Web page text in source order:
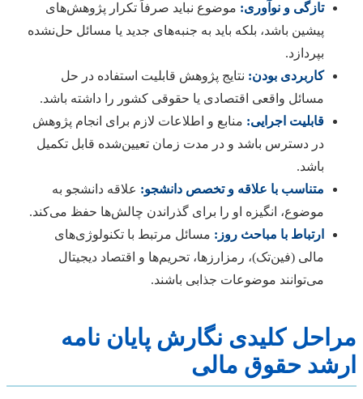
تازگی و نوآوری: موضوع نباید صرفاً تکرار پژوهش‌های
پیشین باشد، بلکه باید به جنبه‌های جدید یا مسائل حل‌نشده
بپردازد.
کاربردی بودن: نتایج پژوهش قابلیت استفاده در حل
مسائل واقعی اقتصادی یا حقوقی کشور را داشته باشد.
قابلیت اجرایی: منابع و اطلاعات لازم برای انجام پژوهش
در دسترس باشد و در مدت زمان تعیین‌شده قابل تکمیل
باشد.
متناسب با علاقه و تخصص دانشجو: علاقه دانشجو به
موضوع، انگیزه او را برای گذراندن چالش‌ها حفظ می‌کند.
ارتباط با مباحث روز: مسائل مرتبط با تکنولوژی‌های
مالی (فین‌تک)، رمزارزها، تحریم‌ها و اقتصاد دیجیتال
می‌توانند موضوعات جذابی باشند.
مراحل کلیدی نگارش پایان نامه
ارشد حقوق مالی